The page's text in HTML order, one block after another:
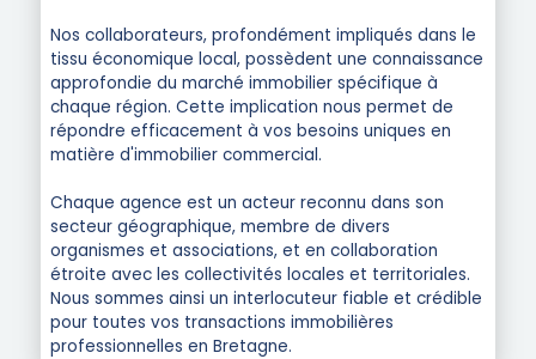
Nos collaborateurs, profondément impliqués dans le
tissu économique local, possèdent une connaissance
approfondie du marché immobilier spécifique à
chaque région. Cette implication nous permet de
répondre efficacement à vos besoins uniques en
matière d'immobilier commercial.
Chaque agence est un acteur reconnu dans son
secteur géographique, membre de divers
organismes et associations, et en collaboration
étroite avec les collectivités locales et territoriales.
Nous sommes ainsi un interlocuteur fiable et crédible
pour toutes vos transactions immobilières
professionnelles en Bretagne.